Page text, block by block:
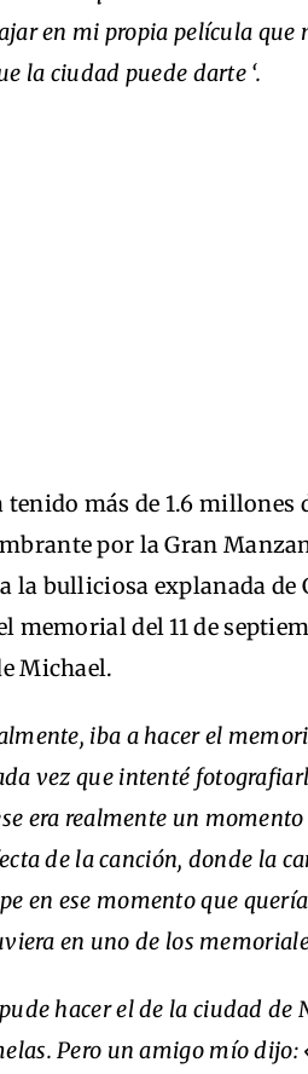
en mi propia película que
la ciudad puede darte ‘.
más de 1.6 millones
por la Gran
la bulliciosa explanada
del 11 de
Michael.
iba a hacer el
vez que intenté
era realmente un
de la canción, donde la
en ese momento que
en uno de los
hacer el de la ciudad de
Pero un amigo mío dijo: